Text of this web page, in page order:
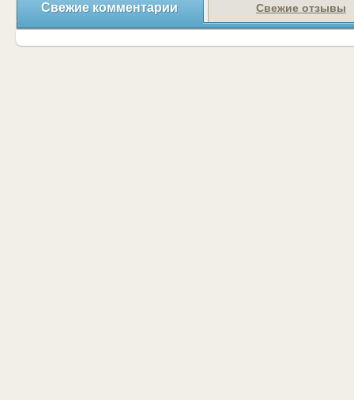
Свежие комментарии Свежие отзывы